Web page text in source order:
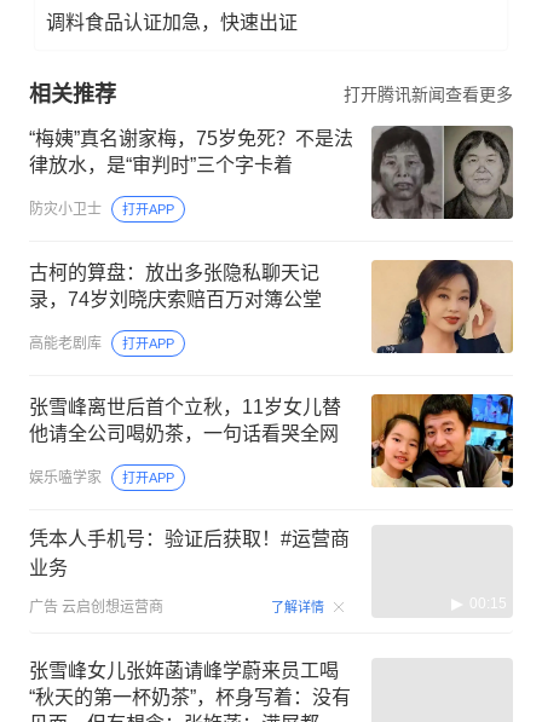
调料食品认证加急，快速出证
相关推荐 打开腾讯新闻查看更多
“梅姨”真名谢家梅，75岁免死？不是法
律放水，是“审判时”三个字卡着
防灾小卫士 打开APP
古柯的算盘：放出多张隐私聊天记
录，74岁刘晓庆索赔百万对簿公堂
高能老剧库 打开APP
张雪峰离世后首个立秋，11岁女儿替
他请全公司喝奶茶，一句话看哭全网
娱乐嗑学家 打开APP
凭本人手机号：验证后获取！#运营商
业务
广告 云启创想运营商 了解详情 00:15
张雪峰女儿张姩菡请峰学蔚来员工喝
“秋天的第一杯奶茶”，杯身写着：没有